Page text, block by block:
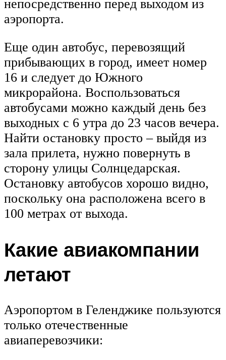
непосредственно перед выходом из
аэропорта.
Еще один автобус, перевозящий
прибывающих в город, имеет номер
16 и следует до Южного
микрорайона. Воспользоваться
автобусами можно каждый день без
выходных с 6 утра до 23 часов вечера.
Найти остановку просто – выйдя из
зала прилета, нужно повернуть в
сторону улицы Солнцедарская.
Остановку автобусов хорошо видно,
поскольку она расположена всего в
100 метрах от выхода.
Какие авиакомпании
летают
Аэропортом в Геленджике пользуются
только отечественные
авиаперевозчики: